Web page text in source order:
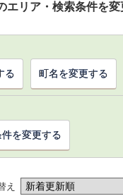
エリア・検索条件を
る 町名を変更する
件を変更する
え